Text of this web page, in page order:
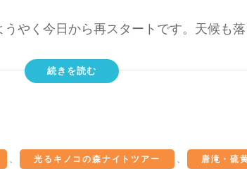
やく今日から再スタートです。天候も
続きを読む
、 光るキノコの森ナイトツアー 、 唐滝・硫